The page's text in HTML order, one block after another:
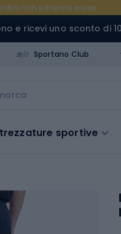
non saranno evasi.
e ricevi uno sconto di
Sportano Club
sportive